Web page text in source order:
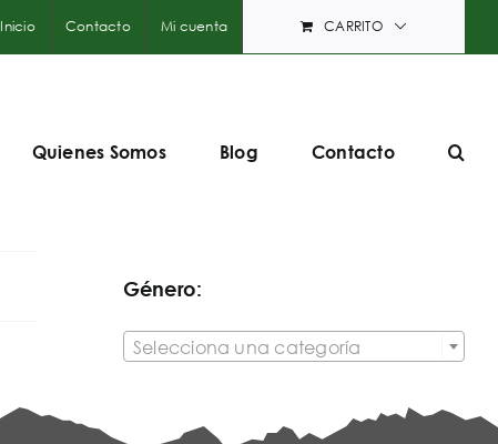
Inicio Contacto Mi cuenta CARRITO
Quienes Somos Blog Contacto
Género:
Selecciona una categoría